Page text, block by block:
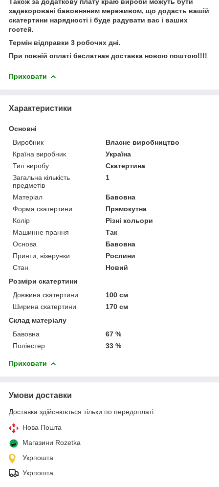
задекоровані бавовняним мереживом, що додасть вашій
скатертини нарядності і буде радувати вас і ваших
гостей.
Термін відправки 3 робочих дні.
При повній оплаті беслатная доставка новою поштою!!!!
Приховати
Характеристики
Основні
Виробник
Власне виробництво
Країна виробник
Україна
Тип виробу
Скатертина
Загальна кількість
предметів
1
Матеріал
Бавовна
Форма скатертини
Прямокутна
Колір
Різні кольори
Машинне прання
Так
Основа
Бавовна
Принти, візерунки
Рослини
Стан
Новий
Розміри скатертини
Довжина скатертини
100 см
Ширина скатертини
170 см
Склад матеріалу
Бавовна
67 %
Поліестер
33 %
Приховати
Умови доставки
Доставка здійснюється тільки по передоплаті.
Нова Пошта
Магазини Rozetka
Укрпошта
Укрпошта